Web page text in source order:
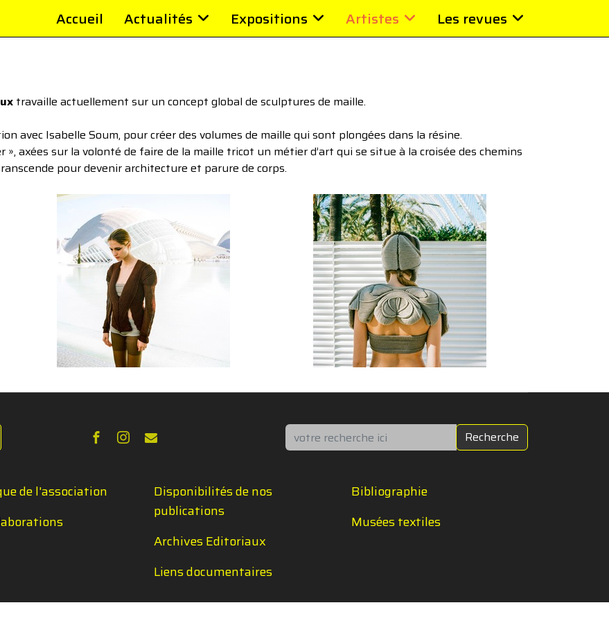
Accueil Actualités Expositions Artistes Les revues
travaille actuellement sur un concept global de sculptures de maille.
avec Isabelle Soum, pour créer des volumes de maille qui sont plongées dans la résine.
axées sur la volonté de faire de la maille tricot un métier d’art qui se situe à la croisée des chemins
pour devenir architecture et parure de corps.
Rechercher Recherche
de l'association
Disponibilités de nos
publications
Archives Editoriaux
Liens documentaires
Bibliographie
Musées textiles